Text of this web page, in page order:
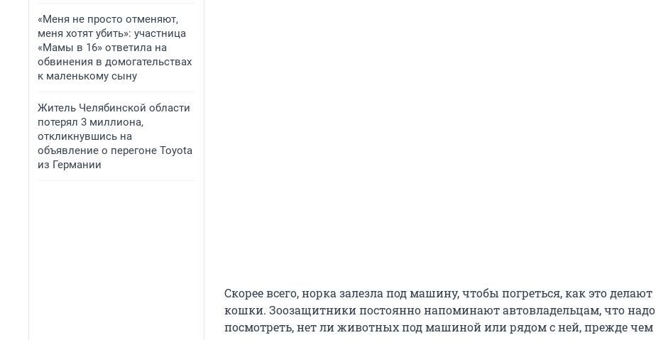
«Меня не просто отменяют,
меня хотят убить»: участница
«Мамы в 16» ответила на
обвинения в домогательствах
к маленькому сыну
Житель Челябинской области
потерял 3 миллиона,
откликнувшись на
объявление о перегоне Toyota
из Германии
Скорее всего, норка залезла под машину, чтобы погреться, как это делают
кошки. Зоозащитники постоянно напоминают автовладельцам, что надо
посмотреть, нет ли животных под машиной или рядом с ней, прежде чем